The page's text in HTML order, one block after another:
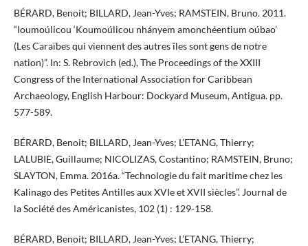
BÉRARD, Benoit; BILLARD, Jean-Yves; RAMSTEIN, Bruno. 2011.
“Ioumoúlicou ‘Koumoúlicou nhányem amonchéentium oúbao’
(Les Caraïbes qui viennent des autres îles sont gens de notre
nation)”. In: S. Rebrovich (ed.), The Proceedings of the XXIII
Congress of the International Association for Caribbean
Archaeology, English Harbour: Dockyard Museum, Antigua. pp.
577-589.
BÉRARD, Benoit; BILLARD, Jean-Yves; L’ETANG, Thierry;
LALUBIE, Guillaume; NICOLIZAS, Costantino; RAMSTEIN, Bruno;
SLAYTON, Emma. 2016a. “Technologie du fait maritime chez les
Kalinago des Petites Antilles aux XVIe et XVII siècles”. Journal de
la Société des Américanistes, 102 (1) : 129-158.
BÉRARD, Benoit; BILLARD, Jean-Yves; L’ETANG, Thierry;